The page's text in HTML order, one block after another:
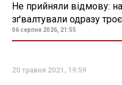
Не прийняли відмову:
зґвалтували одразу
06 серпня 2026, 21:55
20 травня 2021, 19:59